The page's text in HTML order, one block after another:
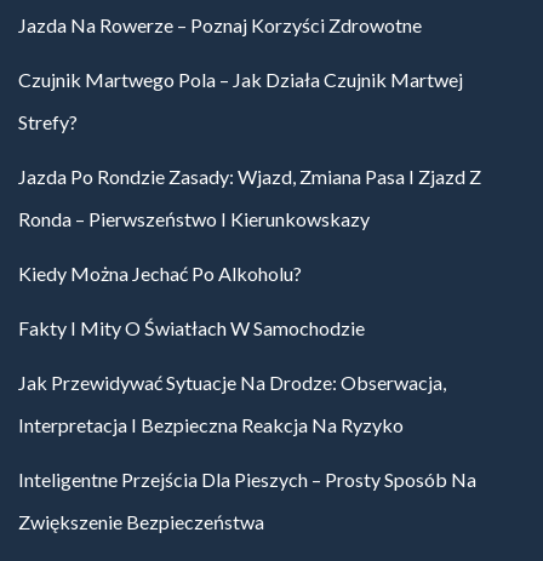
Jazda Na Rowerze – Poznaj Korzyści Zdrowotne
Czujnik Martwego Pola – Jak Działa Czujnik Martwej
Strefy?
Jazda Po Rondzie Zasady: Wjazd, Zmiana Pasa I Zjazd Z
Ronda – Pierwszeństwo I Kierunkowskazy
Kiedy Można Jechać Po Alkoholu?
Fakty I Mity O Światłach W Samochodzie
Jak Przewidywać Sytuacje Na Drodze: Obserwacja,
Interpretacja I Bezpieczna Reakcja Na Ryzyko
Inteligentne Przejścia Dla Pieszych – Prosty Sposób Na
Zwiększenie Bezpieczeństwa